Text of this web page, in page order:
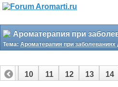
Тема: Ароматерапия при
9 10 11 12 13 14